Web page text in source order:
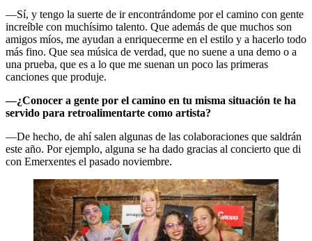
—Sí, y tengo la suerte de ir encontrándome por el camino con gente
increíble con muchísimo talento. Que además de que muchos son
amigos míos, me ayudan a enriquecerme en el estilo y a hacerlo todo
más fino. Que sea música de verdad, que no suene a una demo o a
una prueba, que es a lo que me suenan un poco las primeras
canciones que produje.
—¿Conocer a gente por el camino en tu misma situación te ha
servido para retroalimentarte como artista?
—De hecho, de ahí salen algunas de las colaboraciones que saldrán
este año. Por ejemplo, alguna se ha dado gracias al concierto que di
con Emerxentes el pasado noviembre.